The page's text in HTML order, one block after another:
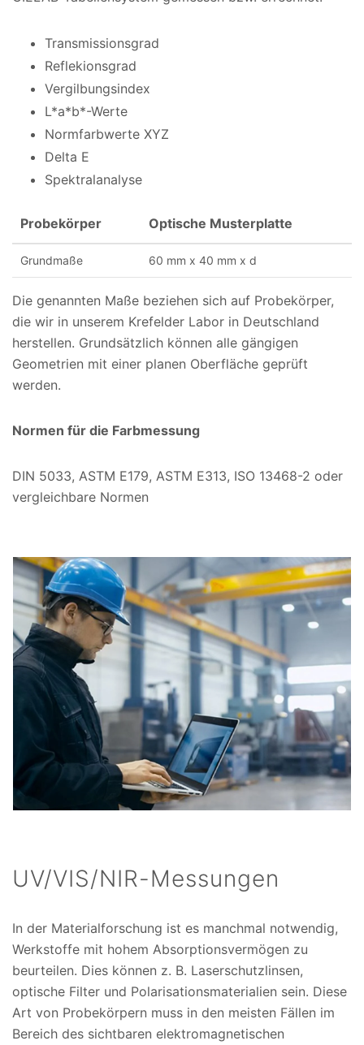
Transmissionsgrad
Reflekionsgrad
Vergilbungsindex
L*a*b*-Werte
Normfarbwerte XYZ
Delta E
Spektralanalyse
Probekörper Optische Musterplatte
Grundmaße 60 mm x 40 mm x d
Die genannten Maße beziehen sich auf Probekörper,
die wir in unserem Krefelder Labor in Deutschland
herstellen. Grundsätzlich können alle gängigen
Geometrien mit einer planen Oberfläche geprüft
werden.
Normen für die Farbmessung
DIN 5033, ASTM E179, ASTM E313, ISO 13468-2 oder
vergleichbare Normen
UV/VIS/NIR-Messungen
In der Materialforschung ist es manchmal notwendig,
Werkstoffe mit hohem Absorptionsvermögen zu
beurteilen. Dies können z. B. Laserschutzlinsen,
optische Filter und Polarisationsmaterialien sein. Diese
Art von Probekörpern muss in den meisten Fällen im
Bereich des sichtbaren elektromagnetischen